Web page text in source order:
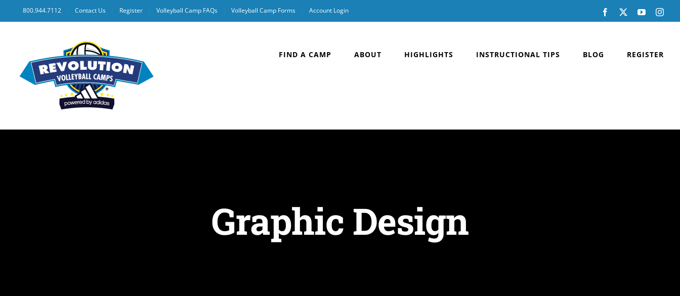
to
800.944.7112 Contact Us Register Volleyball Camp FAQs Volleyball Camp Forms Account Login Facebook YouTube
FIND A CAMP ABOUT HIGHLIGHTS INSTRUCTIONAL TIPS BLOG REGISTER
Graphic Design